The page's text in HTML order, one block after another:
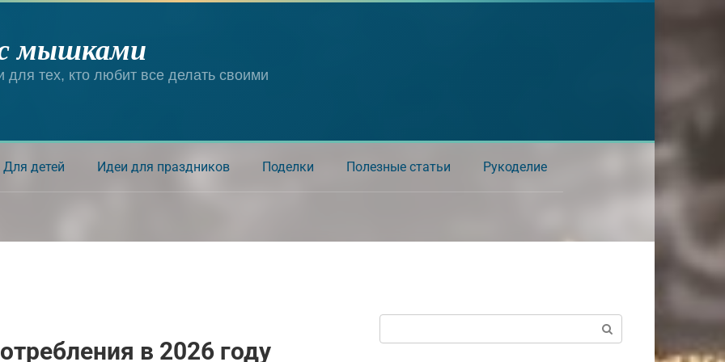
мышками
для тех, кто любит все делать своими
Для детей Идеи для праздников Поделки Полезные статьи Рукоделие
в 2026 году